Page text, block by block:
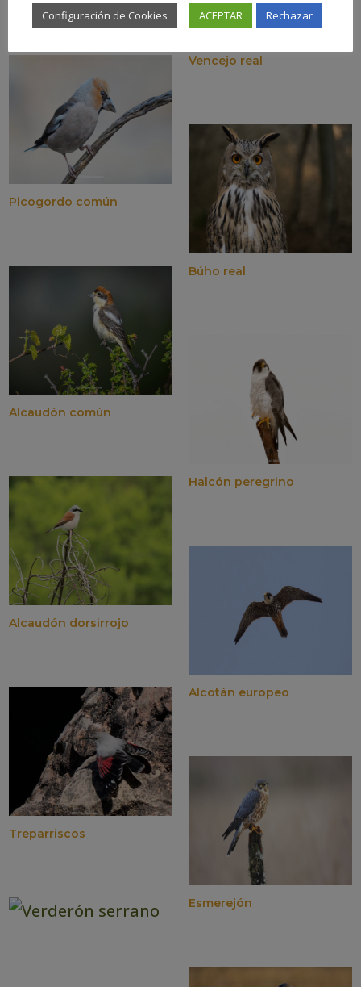
Picogordo común
Alcaudón común
Alcaudón dorsirrojo
Treparriscos
Vencejo real
Búho real
Halcón peregrino
Alcotán europeo
Esmerejón
Configuración de Cookies ACEPTAR Rechazar